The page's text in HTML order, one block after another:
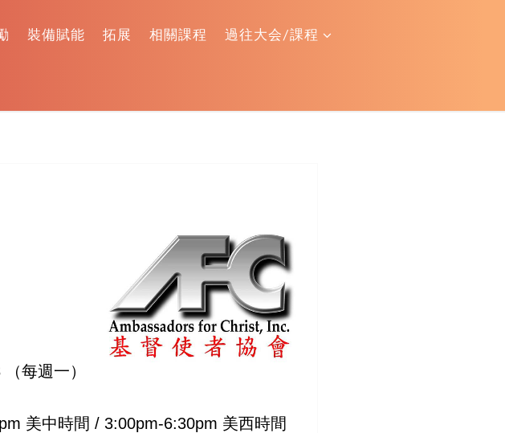
裝備賦能 拓展 相關課程 過往大会/課程
每週一）
美中時間 / 3:00pm-6:30pm 美西時間